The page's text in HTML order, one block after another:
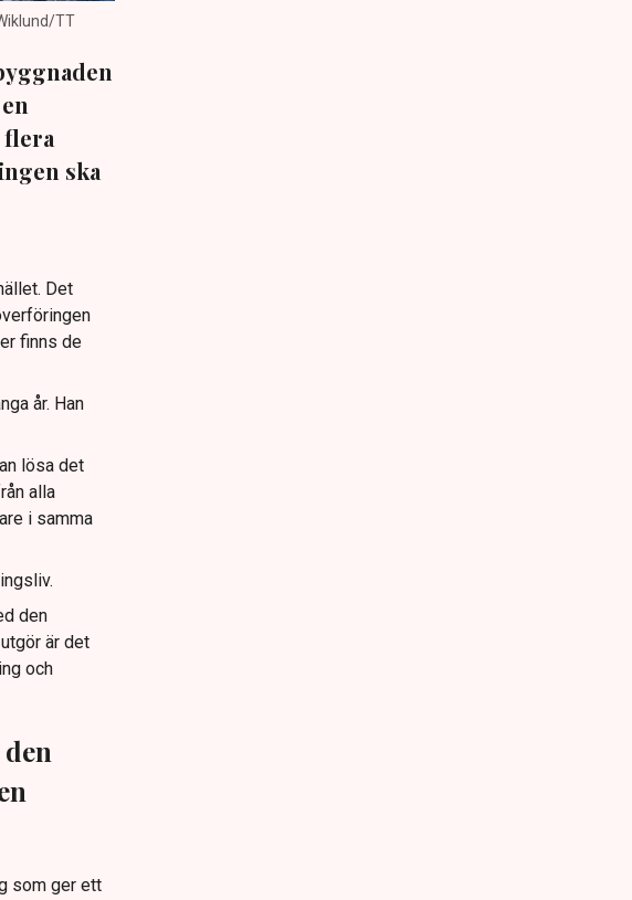
TT
ska
Det
finns de
år. Han
lösa det
alla
i samma
den
är det
och
som ger ett